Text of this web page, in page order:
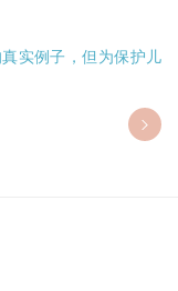
实例子，但为保护儿
